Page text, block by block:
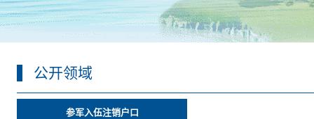
公开领域
参军入伍注销户口